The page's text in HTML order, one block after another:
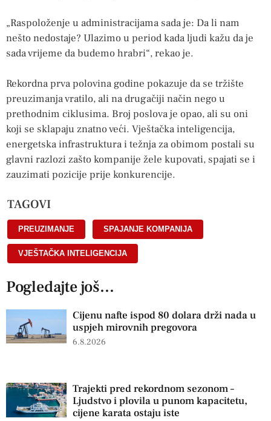
„Raspoloženje u administracijama sada je: Da li nam
nešto nedostaje? Ulazimo u period kada ljudi kažu da je
sada vrijeme da budemo hrabri“, rekao je.
Rekordna prva polovina godine pokazuje da se tržište
preuzimanja vratilo, ali na drugačiji način nego u
prethodnim ciklusima. Broj poslova je opao, ali su oni
koji se sklapaju znatno veći. Vještačka inteligencija,
energetska infrastruktura i težnja za obimom postali su
glavni razlozi zašto kompanije žele kupovati, spajati se i
zauzimati pozicije prije konkurencije.
TAGOVI
PREUZIMANJE SPAJANJE KOMPANIJA
VJEŠTAČKA INTELIGENCIJA
Pogledajte još...
Cijenu nafte ispod 80 dolara drži nada u
uspjeh mirovnih pregovora
6.8.2026
Trajekti pred rekordnom sezonom –
Ljudstvo i plovila u punom kapacitetu,
cijene karata ostaju iste